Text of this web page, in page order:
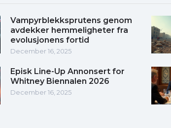
Vampyrblekksprutens genom
avdekker hemmeligheter fra
evolusjonens fortid
December 16, 2025
Episk Line-Up Annonsert for
Whitney Biennalen 2026
December 16, 2025